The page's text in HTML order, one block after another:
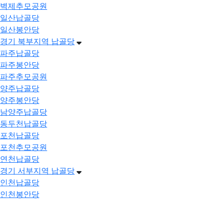
벽제추모공원
일산납골당
일산봉안당
경기 북부지역 납골당
파주납골당
파주봉안당
파주추모공원
양주납골당
양주봉안당
남양주납골당
동두천납골당
포천납골당
포천추모공원
연천납골당
경기 서부지역 납골당
인천납골당
인천봉안당